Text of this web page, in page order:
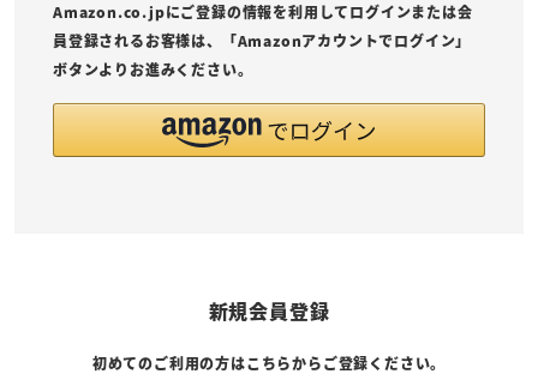
Amazon.co.jpにご登録の情報を利用してログインまたは会
員登録されるお客様は、「Amazonアカウントでログイン」
ボタンよりお進みください。
新規会員登録
初めてのご利用の方はこちらからご登録ください。